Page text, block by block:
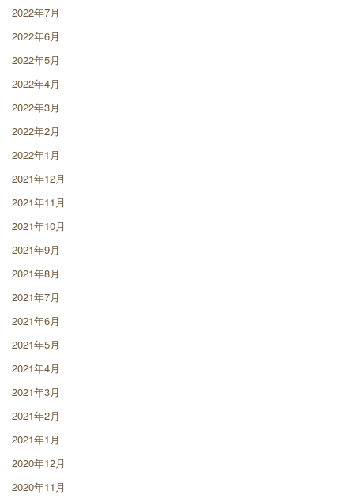
2022年7月
2022年6月
2022年5月
2022年4月
2022年3月
2022年2月
2022年1月
2021年12月
2021年11月
2021年10月
2021年9月
2021年8月
2021年7月
2021年6月
2021年5月
2021年4月
2021年3月
2021年2月
2021年1月
2020年12月
2020年11月